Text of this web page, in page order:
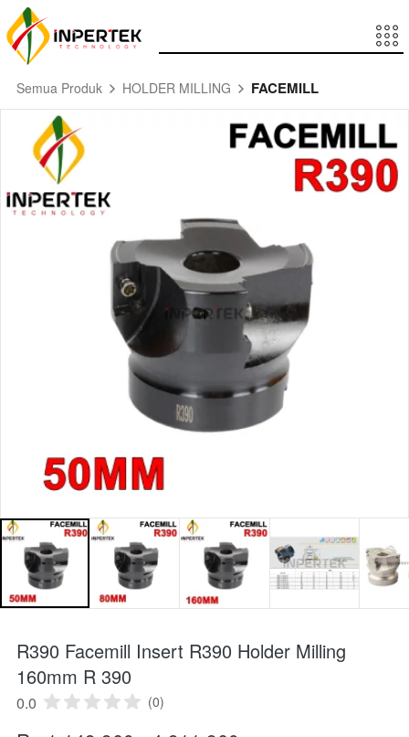
Semua Produk HOLDER MILLING FACEMILL
R390 Facemill Insert R390 Holder Milling
160mm R 390
0.0 (0)